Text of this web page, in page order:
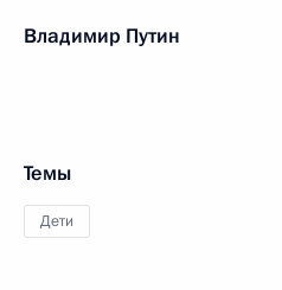
Владимир Путин
Темы
Дети